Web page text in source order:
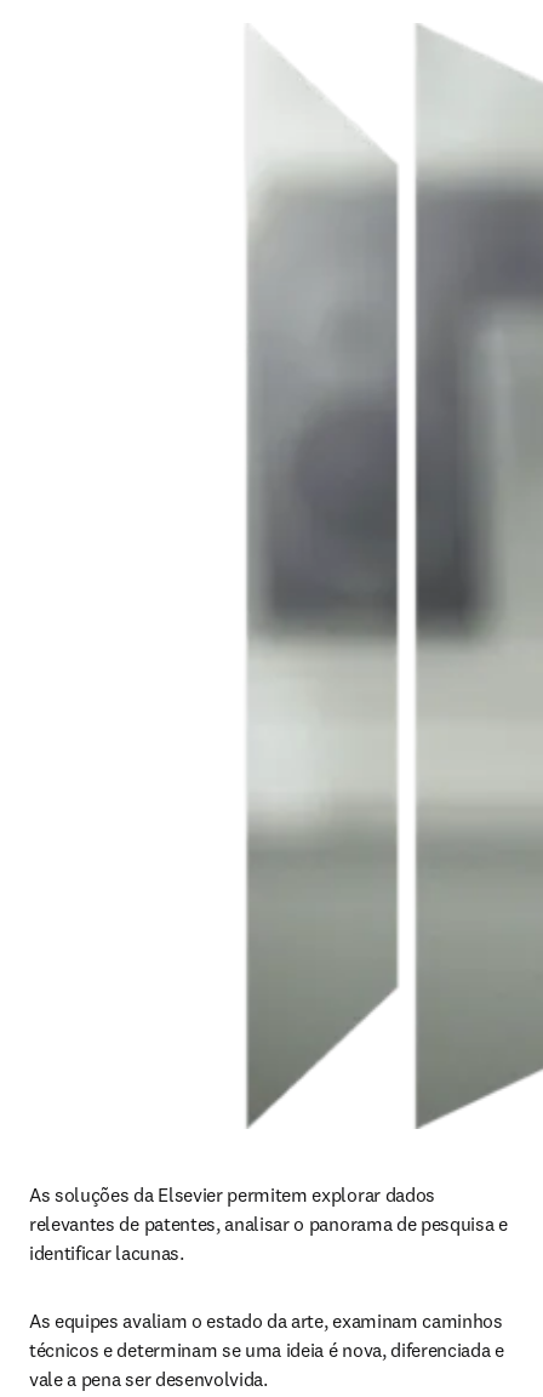
As soluções da Elsevier permitem explorar dados
relevantes de patentes, analisar o panorama de pesquisa e
identificar lacunas.
As equipes avaliam o estado da arte, examinam caminhos
técnicos e determinam se uma ideia é nova, diferenciada e
vale a pena ser desenvolvida.